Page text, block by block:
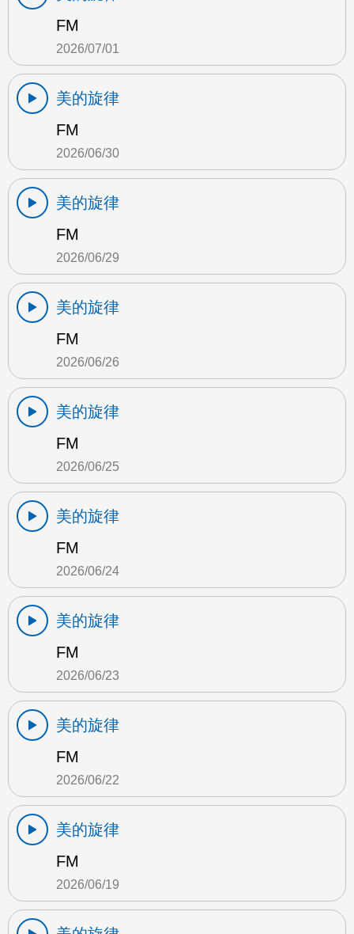
FM
2026/07/01
美的旋律
FM
2026/06/30
美的旋律
FM
2026/06/29
美的旋律
FM
2026/06/26
美的旋律
FM
2026/06/25
美的旋律
FM
2026/06/24
美的旋律
FM
2026/06/23
美的旋律
FM
2026/06/22
美的旋律
FM
2026/06/19